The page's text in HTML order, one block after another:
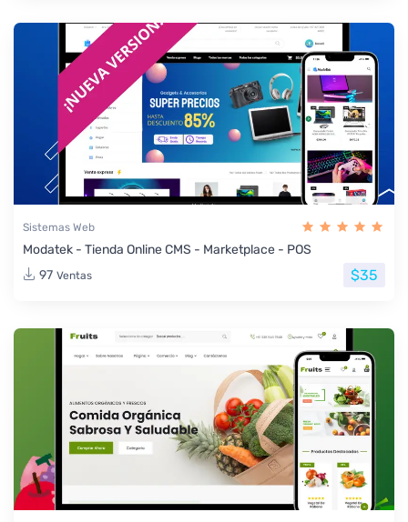
Sistemas Web
Modatek - Tienda Online CMS - Marketplace - POS
97 Ventas $35